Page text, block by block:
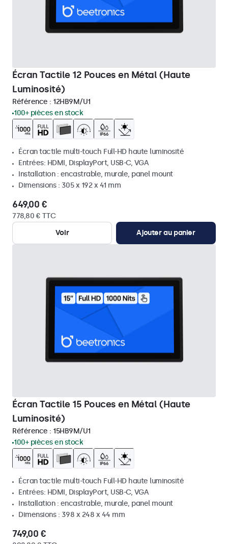
Écran Tactile 12 Pouces en Métal (Haute
Luminosité)
Référence : 12HB9M/U1
100+ pièces en stock
Écran tactile multi-touch Full-HD haute luminosité
Entrées: HDMI, DisplayPort, USB-C, VGA
Installation : encastrable, murale, panel mount
Dimensions : 305 x 192 x 41 mm
649,00 €
778,80 € TTC
Voir
Ajouter au panier
Écran Tactile 15 Pouces en Métal (Haute
Luminosité)
Référence : 15HB9M/U1
100+ pièces en stock
Écran tactile multi-touch Full-HD haute luminosité
Entrées: HDMI, DisplayPort, USB-C, VGA
Installation : encastrable, murale, panel mount
Dimensions : 398 x 248 x 44 mm
749,00 €